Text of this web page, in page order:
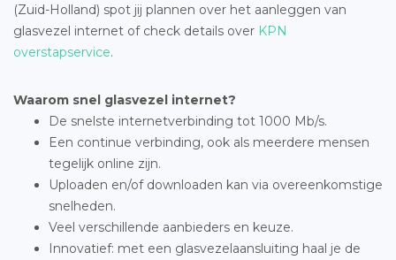
(Zuid-Holland) spot jij plannen over het aanleggen van
glasvezel internet of check details over KPN
overstapservice.
Waarom snel glasvezel internet?
De snelste internetverbinding tot 1000 Mb/s.
Een continue verbinding, ook als meerdere mensen
tegelijk online zijn.
Uploaden en/of downloaden kan via overeenkomstige
snelheden.
Veel verschillende aanbieders en keuze.
Innovatief: met een glasvezelaansluiting haal je de